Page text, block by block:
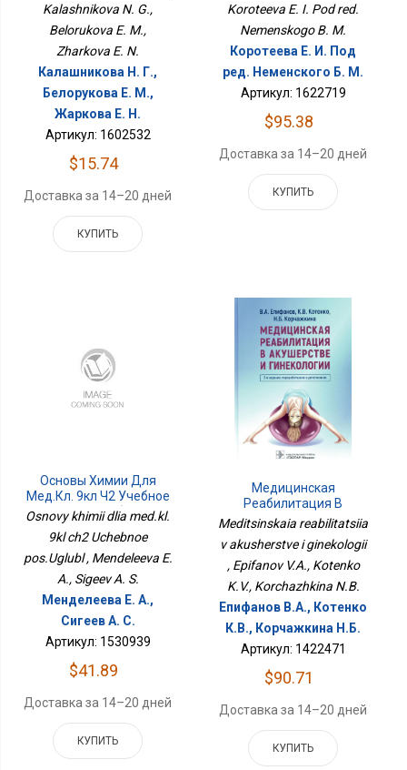
Kalashnikova N. G.,
Belorukova E. M.,
Zharkova E. N.
Калашникова Н. Г.,
Белорукова Е. М.,
Жаркова Е. Н.
Артикул: 1602532
$15.74
Доставка за 14–20 дней
КУПИТЬ
Koroteeva E. I. Pod red.
Nemenskogo B. M.
Коротеева Е. И. Под
ред. Неменского Б. М.
Артикул: 1622719
$95.38
Доставка за 14–20 дней
КУПИТЬ
Основы Химии Для
Мед.кл. 9кл Ч2 Учебное
Пос.Углубл
Osnovy khimii dlia med.kl.
9kl ch2 Uchebnoe
pos.Uglubl , Mendeleeva E.
A., Sigeev A. S.
Менделеева Е. А.,
Сигеев А. С.
Артикул: 1530939
$41.89
Доставка за 14–20 дней
КУПИТЬ
Медицинская
Реабилитация В
Акушерстве И
Meditsinskaia reabilitatsiia
v akusherstve i ginekologii
, Epifanov V.A., Kotenko
K.V., Korchazhkina N.B.
Епифанов В.А., Котенко
К.В., Корчажкина Н.Б.
Артикул: 1422471
$90.71
Доставка за 14–20 дней
КУПИТЬ